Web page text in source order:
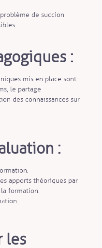
de succion
:
mis en place sont :
le partage
des connaissances sur
:
apports théoriques par
formation.
les